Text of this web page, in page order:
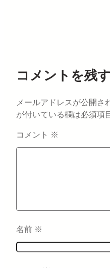
コメントを残す
メールアドレスが公開さ
が付いている欄は必須項
コメント ※
名前 ※